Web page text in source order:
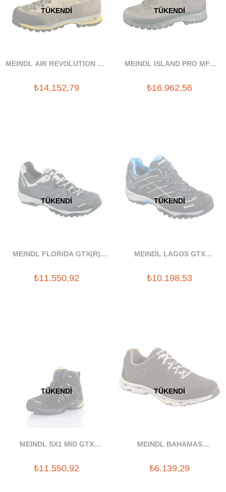
TÜKENDI
MEINDL AIR REVOLUTION 3.1
₺14.152,79
TÜKENDI
MEINDL ISLAND PRO MFS
₺16.962,56
TÜKENDI
MEINDL FLORIDA GTX(R)
₺11.550,92
TÜKENDI
MEINDL LAGOS GTX
₺10.198,53
TÜKENDI
MEINDL SX1 MID GTX
₺11.550,92
TÜKENDI
MEINDL BAHAMAS
₺6.139,29